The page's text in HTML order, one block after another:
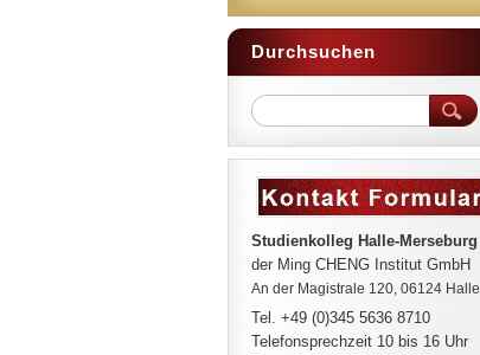
Durchsuchen
Studienkolleg Halle-Merseburg
der Ming CHENG Institut GmbH
An der Magistrale 120, 06124 Halle
Tel. +49 (0)345 5636 8710
Telefonsprechzeit 10 bis 16 Uhr